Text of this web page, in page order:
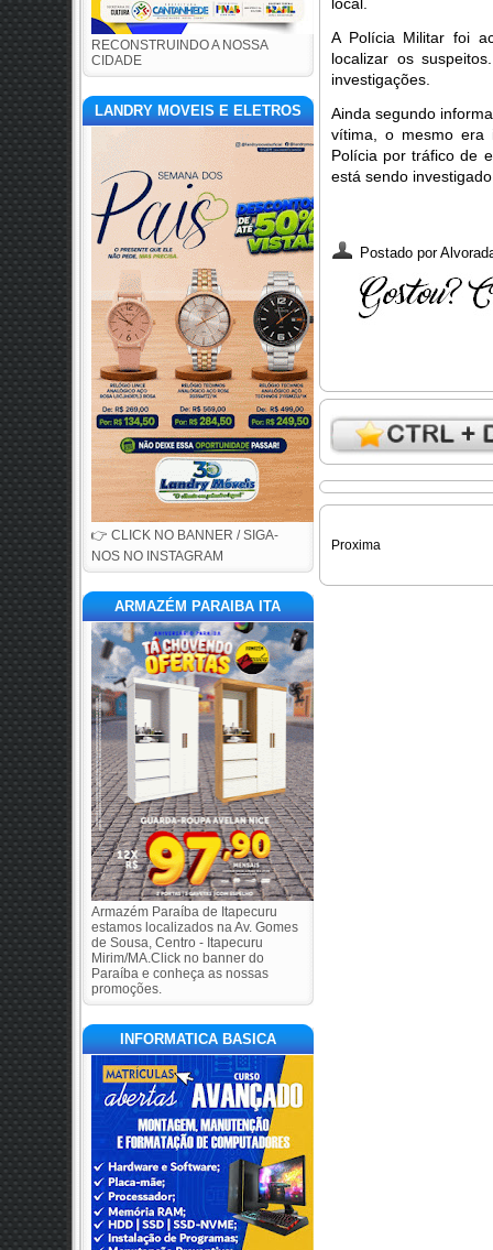
RECONSTRUINDO A NOSSA
CIDADE
LANDRY MOVEIS E ELETROS
👉 CLICK NO BANNER / SIGA-
NOS NO INSTAGRAM
ARMAZÉM PARAIBA ITA
Armazém Paraíba de Itapecuru
estamos localizados na Av. Gomes
de Sousa, Centro - Itapecuru
Mirim/MA.Click no banner do
Paraíba e conheça as nossas
promoções.
INFORMATICA BASICA
A Polícia Militar foi
localizar os
investigações.
Ainda segundo
vítima, o mesmo era
Polícia por tráfico de
está sendo
Postado por
Proxima